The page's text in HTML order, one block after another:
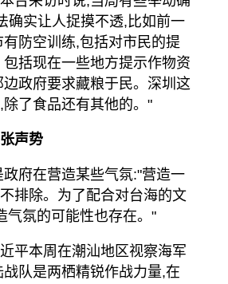
确实让人捉摸不透,比如前一
防空训练,包括对市民的提
括现在一些地方提示作物资
政府要求藏粮于民。深圳这
了食品还有其他的。"
声势
府在营造某些气氛:"营造一
排除。为了配合对台海的文
气氛的可能性也存在。"
平本周在潮汕地区视察海军
队是两栖精锐作战力量,在